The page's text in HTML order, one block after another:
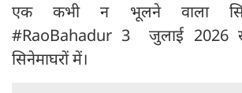
एक कभी न भूलने वाला
#RaoBahadur 3 जुलाई 2026
सिनेमाघरों में।